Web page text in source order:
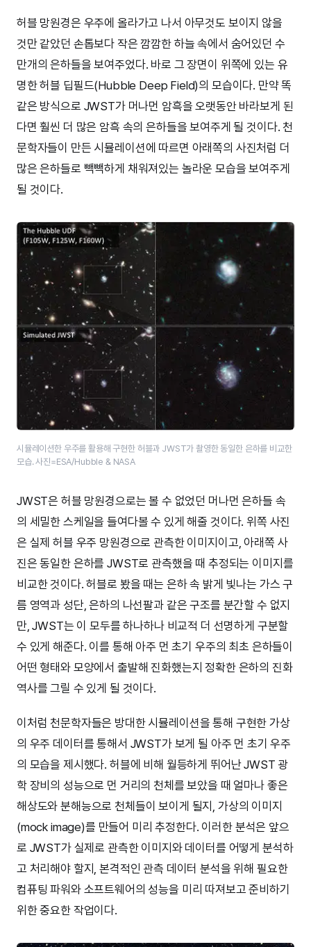
허블 망원경은 우주에 올라가고 나서 아무것도 보이지 않을
것만 같았던 손톱보다 작은 깜깜한 하늘 속에서 숨어있던 수
만개의 은하들을 보여주었다. 바로 그 장면이 위쪽에 있는 유
명한 허블 딥필드(Hubble Deep Field)의 모습이다. 만약 똑
같은 방식으로 JWST가 머나먼 암흑을 오랫동안 바라보게 된
다면 훨씬 더 많은 암흑 속의 은하들을 보여주게 될 것이다. 천
문학자들이 만든 시뮬레이션에 따르면 아래쪽의 사진처럼 더
많은 은하들로 빽빽하게 채워져있는 놀라운 모습을 보여주게
될 것이다.
시뮬레이션한 우주를 활용해 구현한 허블과 JWST가 촬영한 동일한 은하를 비교한
모습. 사진=ESA/Hubble & NASA
JWST은 허블 망원경으로는 볼 수 없었던 머나먼 은하들 속
의 세밀한 스케일을 들여다볼 수 있게 해줄 것이다. 위쪽 사진
은 실제 허블 우주 망원경으로 관측한 이미지이고, 아래쪽 사
진은 동일한 은하를 JWST로 관측했을 때 추정되는 이미지를
비교한 것이다. 허블로 봤을 때는 은하 속 밝게 빛나는 가스 구
름 영역과 성단, 은하의 나선팔과 같은 구조를 분간할 수 없지
만, JWST는 이 모두를 하나하나 비교적 더 선명하게 구분할
수 있게 해준다. 이를 통해 아주 먼 초기 우주의 최초 은하들이
어떤 형태와 모양에서 출발해 진화했는지 정확한 은하의 진화
역사를 그릴 수 있게 될 것이다.
이처럼 천문학자들은 방대한 시뮬레이션을 통해 구현한 가상
의 우주 데이터를 통해서 JWST가 보게 될 아주 먼 초기 우주
의 모습을 제시했다. 허블에 비해 월등하게 뛰어난 JWST 광
학 장비의 성능으로 먼 거리의 천체를 보았을 때 얼마나 좋은
해상도와 분해능으로 천체들이 보이게 될지, 가상의 이미지
(mock image)를 만들어 미리 추정한다. 이러한 분석은 앞으
로 JWST가 실제로 관측한 이미지와 데이터를 어떻게 분석하
고 처리해야 할지, 본격적인 관측 데이터 분석을 위해 필요한
컴퓨팅 파워와 소프트웨어의 성능을 미리 따져보고 준비하기
위한 중요한 작업이다.